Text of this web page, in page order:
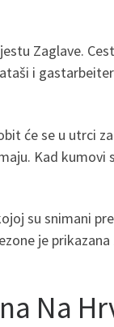
Zaglave.
i
će se u utrci
Kad
su snimani
je prikazana
Na